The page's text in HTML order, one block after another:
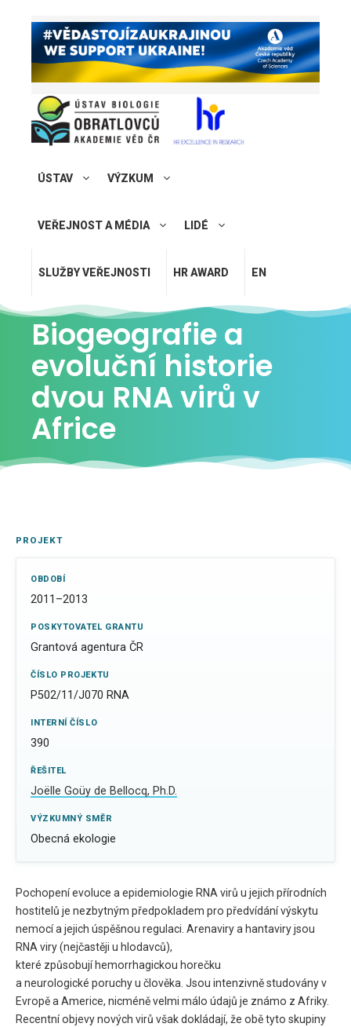
ÚSTAV VÝZKUM
VEŘEJNOST A MÉDIA LIDÉ
SLUŽBY VEŘEJNOSTI HR AWARD EN
Biogeografie a
evoluční historie
dvou RNA virů v
Africe
PROJEKT
OBDOBÍ
2011–2013
POSKYTOVATEL GRANTU
Grantová agentura ČR
ČÍSLO PROJEKTU
P502/11/J070 RNA
INTERNÍ ČÍSLO
390
ŘEŠITEL
Joëlle Goüy de Bellocq, Ph.D.
VÝZKUMNÝ SMĚR
Obecná ekologie
Pochopení evoluce a epidemiologie RNA virů u jejich přírodních
hostitelů je nezbytným předpokladem pro předvídání výskytu
nemocí a jejich úspěšnou regulaci. Arenaviry a hantaviry jsou
RNA viry (nejčastěji u hlodavců),
které způsobují hemorrhagickou horečku
a neurologické poruchy u člověka. Jsou intenzivně studovány v
Evropě a Americe, nicméně velmi málo údajů je známo z Afriky.
Recentní objevy nových virů však dokládají, že obě tyto skupiny